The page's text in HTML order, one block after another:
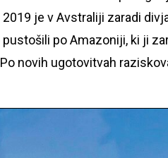
je v Avstraliji zaradi
po Amazoniji, ki ji
novih ugotovitvah